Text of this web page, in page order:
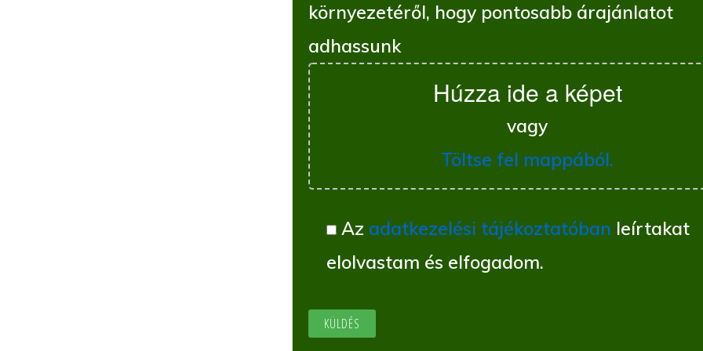
környezetéről, hogy pontosabb árajánlatot
adhassunk
Húzza ide a képet
vagy
Töltse fel mappából.
Az adatkezelési tájékoztatóban leírtakat
elolvastam és elfogadom.